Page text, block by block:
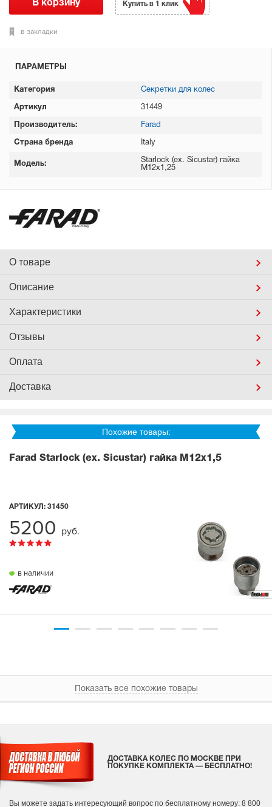
в закладки
Купить в 1 клик
ПАРАМЕТРЫ
Категория Секретки для колес
Артикул 31449
Производитель: Farad
Страна бренда Italy
Модель:
Starlock (ex. Sicustar) гайка
М12x1,25
О товаре
Описание
Характеристики
Отзывы
Оплата
Доставка
Похожие товары:
Farad Starlock (ex. Sicustar) гайка М12x1,5
АРТИКУЛ: 31450
5200 руб.
в наличии
Показать все похожие товары
ДОСТАВКА КОЛЕС ПО МОСКВЕ ПРИ
ПОКУПКЕ КОМПЛЕКТА — БЕСПЛАТНО!
Вы можете задать интересующий вопрос по бесплатному номеру: 8 800